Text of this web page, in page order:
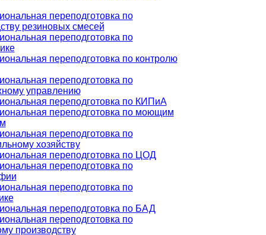
переподготовка по
резиновых смесей
переподготовка по
переподготовка по контролю
переподготовка по
управлению
переподготовка по КИПиА
переподготовка по моющим
переподготовка по
хозяйству
переподготовка по ЦОД
переподготовка по
переподготовка по
переподготовка по БАД
переподготовка по
производству